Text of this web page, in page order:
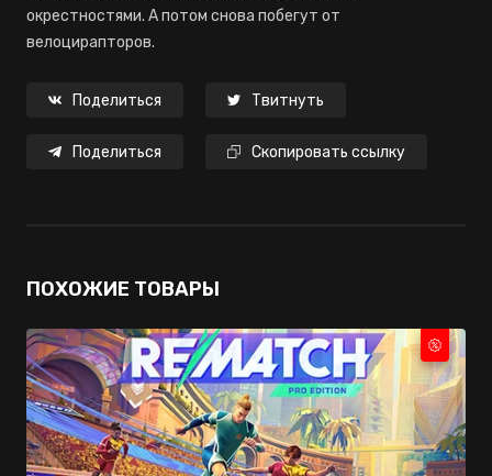
окрестностями. А потом снова побегут от
велоцирапторов.
Поделиться Твитнуть
Поделиться Скопировать ссылку
ПОХОЖИЕ ТОВАРЫ